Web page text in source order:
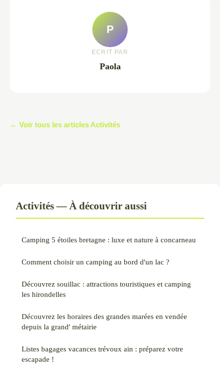
P
ECRIT PAR
Paola
← Voir tous les articles Activités
Activités — À découvrir aussi
Camping 5 étoiles bretagne : luxe et nature à concarneau
Comment choisir un camping au bord d'un lac ?
Découvrez souillac : attractions touristiques et camping
les hirondelles
Découvrez les horaires des grandes marées en vendée
depuis la grand' métairie
Listes bagages vacances trévoux ain : préparez votre
escapade !